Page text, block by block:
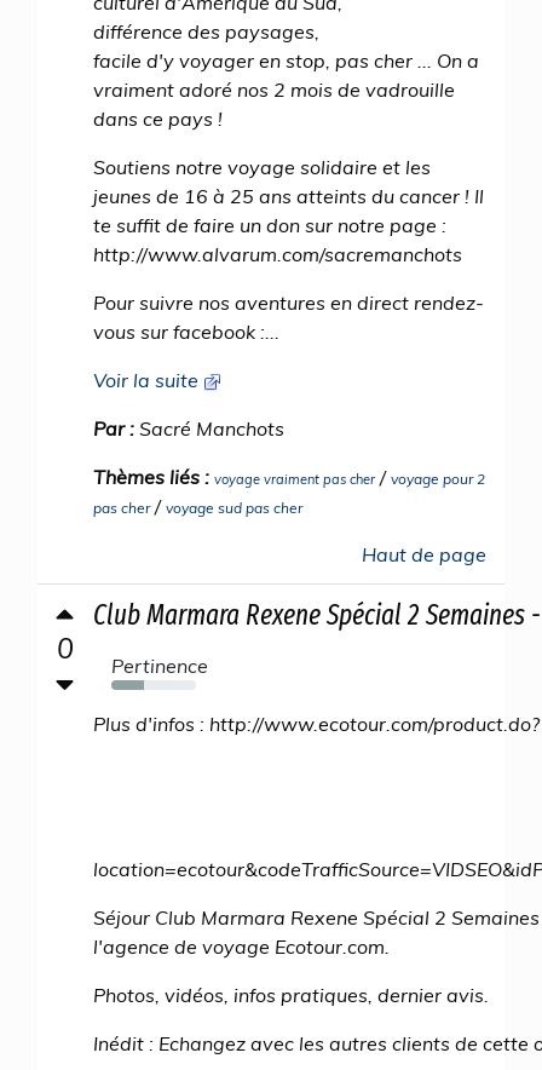
différence des paysages,
facile d'y voyager en stop, pas cher ... On a
vraiment adoré nos 2 mois de vadrouille
dans ce pays !
Soutiens notre voyage solidaire et les
jeunes de 16 à 25 ans atteints du cancer ! Il
te suffit de faire un don sur notre page :
http://www.alvarum.com/sacremanchots
Pour suivre nos aventures en direct rendez-
vous sur facebook :...
Voir la suite
Par : Sacré Manchots
Thèmes liés : voyage vraiment pas cher / voyage pour 2
pas cher/ voyage sud pas cher
Haut de page
0
Club Marmara Rexene Spécial 2 Semaines
Pertinence
39%
Plus d'infos : http://www.ecotour.com/product.do?
Séjour Club Marmara Rexene Spécial 2
l'agence de voyage Ecotour.com.
Photos, vidéos, infos pratiques, dernier avis.
Inédit : Echangez avec les autres clients de cette